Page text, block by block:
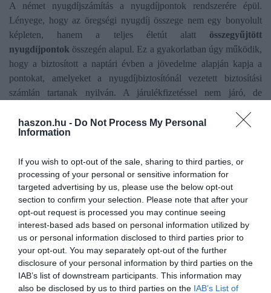
haszon.hu - Do Not Process My Personal
Information
If you wish to opt-out of the sale, sharing to third parties, or
processing of your personal or sensitive information for
targeted advertising by us, please use the below opt-out
section to confirm your selection. Please note that after your
opt-out request is processed you may continue seeing
interest-based ads based on personal information utilized by
us or personal information disclosed to third parties prior to
your opt-out. You may separately opt-out of the further
disclosure of your personal information by third parties on the
IAB’s list of downstream participants. This information may
also be disclosed by us to third parties on the IAB’s List of
A német nyugdíjszámítás a nyugdíjpontok rendszerére épül.
Lényege, hogy az öregségi nyugdíj összege nem egy bonyolult
képleten, hanem a teljes életút alatt összegyűjtött
nyugdíjpontok összegén alapul. Ez a gyakorlatban úgy működik,
hogy a biztosított a naptári évben a jövedelme alapján kapja a
pontokat, amelyeket a nyugdíjbiztosítónál vezetett biztosítási
számlán tartanak nyilván. A járulékfizetéssel nem járó, de
nyugdíjpontok (például a gyerekneveléssel vagy a
munkanélküliként töltött idővel).
2026 első félévében a német nyugdíjérték pontonként 40,79 euró
volt, ami júliustól 42,52 euróra emelkedik.
minimálbéres szint(pl. vendéglátás, betanított gyári munka,
logisztika): ha valaki teljes állásban, de a német minimálbér
környékén keresett az 5 év alatt, a fizetése nagyjából a kinti
átlagbér felét érte el. Ez évente kb. 0,55 nyugdíjpontot jelent, ami
az 5 év végére összesen 2,75 pontot tesz ki. Ezt megszorozva a
42,52 eurós értékkel 5 év munka után bruttó 116,93 euró havi
nyugdíjjal számolhatunk, ami mostani árfolyamon kb. 42 000